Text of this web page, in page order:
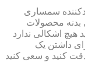
سمساری
محصولات
هیچ اشکالی ندارد
داشتن یک
کنید و سعی کنید